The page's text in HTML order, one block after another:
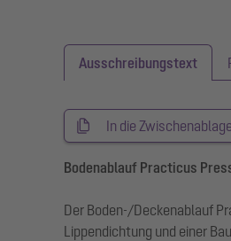
Ausschreibungstext
In die
Bodenablauf Practicus
Der Boden-/Deckenablauf
Lippendichtung und einer